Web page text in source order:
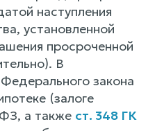
наступления
установленной
просроченной
В
закона
(залоге
а также ст. 348 ГК